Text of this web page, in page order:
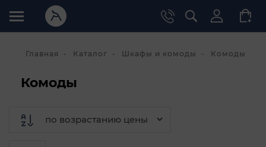
Главная Каталог Шкафы и комоды Комоды
Комоды